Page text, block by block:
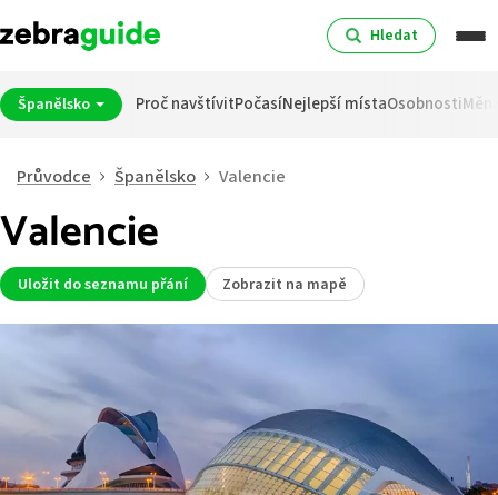
Hledat
Španělsko Proč navštívitPočasíNejlepší místaOsobnosti
Průvodce Španělsko Valencie
Valencie
Uložit do seznamu přání Zobrazit na mapě